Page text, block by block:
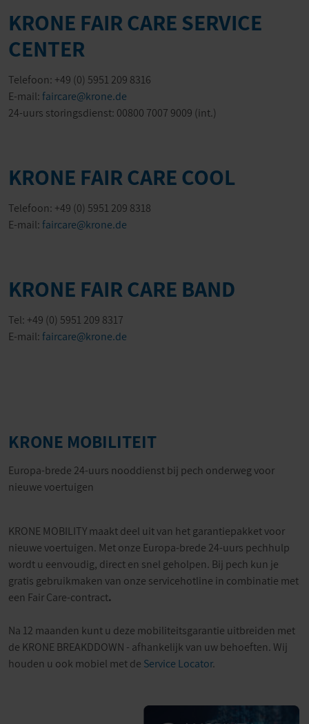
KRONE FAIR CARE SERVICE
CENTER
Telefoon: +49 (0) 5951 209 8316
E-mail:faircare@krone.de
24-uurs storingsdienst: 00800 7007 9009 (int.)
KRONE FAIR CARE COOL
Telefoon: +49 (0) 5951 209 8318
E-mail:faircare@krone.de
KRONE FAIR CARE BAND
Tel: +49 (0) 5951 209 8317
E-mail:faircare@krone.de
KRONE MOBILITEIT
Europa-brede 24-uurs nooddienst bij pech onderweg voor
nieuwe voertuigen
KRONE MOBILITY maakt deel uit van het garantiepakket voor
nieuwe voertuigen. Met onze Europa-brede 24-uurs pechhulp
wordt u eenvoudig, direct en snel geholpen. Bij pech kun je
gratis gebruikmaken van onze servicehotline in combinatie met
een Fair Care-contract.
Na 12 maanden kunt u deze mobiliteitsgarantie uitbreiden met
de KRONE BREAKDDOWN - afhankelijk van uw behoeften. Wij
houden u ook mobiel met de Service Locator.